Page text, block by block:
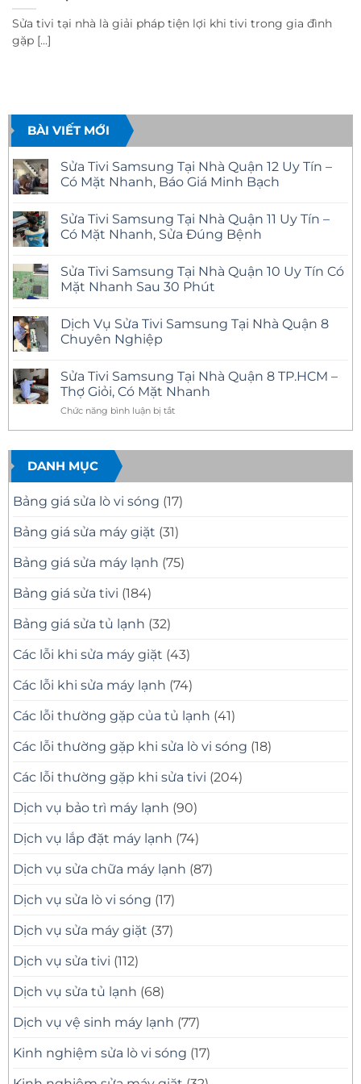
Sửa tivi tại nhà là giải pháp tiện lợi khi tivi trong gia đình
gặp [...]
BÀI VIẾT MỚI
Sửa Tivi Samsung Tại Nhà Quận 12 Uy Tín –
Có Mặt Nhanh, Báo Giá Minh Bạch
bình
luận
ở
Samsung
Tại
Nhà
Uy
Tín
–
Nhanh,
Báo
Giá
Minh
Bạch
Sửa Tivi Samsung Tại Nhà Quận 11 Uy Tín –
Có Mặt Nhanh, Sửa Đúng Bệnh
bình
luận
ở
Samsung
Tại
Nhà
Uy
Tín
Có
Mặt
Nhanh,
Đúng
Bệnh
Sửa Tivi Samsung Tại Nhà Quận 10 Uy Tín Có
Mặt Nhanh Sau 30 Phút
bình
luận
ở
Samsung
Tại
Nhà
Quận
10
Uy
Có
Mặt
Nhanh
Sau
Phút
Dịch Vụ Sửa Tivi Samsung Tại Nhà Quận 8
Chuyên Nghiệp
bình
luận
ở
Dịch
Vụ
Sửa
Samsung
Tại
Nhà
Quận
Chuyên
Sửa Tivi Samsung Tại Nhà Quận 8 TP.HCM –
Thợ Giỏi, Có Mặt Nhanh
Chức năng bình luận bị tắtở
Samsung
8
–
Giỏi,
DANH MỤC
Bảng giá sửa lò vi sóng (17)
Bảng giá sửa máy giặt (31)
Bảng giá sửa máy lạnh (75)
Bảng giá sửa tivi (184)
Bảng giá sửa tủ lạnh (32)
Các lỗi khi sửa máy giặt (43)
Các lỗi khi sửa máy lạnh (74)
Các lỗi thường gặp của tủ lạnh (41)
Các lỗi thường gặp khi sửa lò vi sóng (18)
Các lỗi thường gặp khi sửa tivi (204)
Dịch vụ bảo trì máy lạnh (90)
Dịch vụ lắp đặt máy lạnh (74)
Dịch vụ sửa chữa máy lạnh (87)
Dịch vụ sửa lò vi sóng (17)
Dịch vụ sửa máy giặt (37)
Dịch vụ sửa tivi (112)
Dịch vụ sửa tủ lạnh (68)
Dịch vụ vệ sinh máy lạnh (77)
Kinh nghiệm sửa lò vi sóng (17)